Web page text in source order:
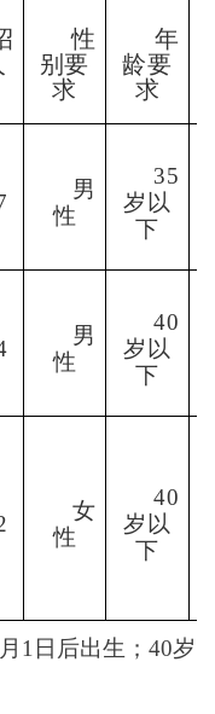
性
别要
求
年
龄要
求
男
性
35
岁以
下
男
性
40
岁以
下
女
性
40
岁以
下
月 1 日后出生； 40岁